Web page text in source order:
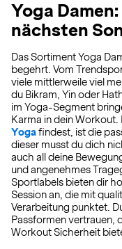
Yoga
nächsten
Das Sortiment Yoga
begehrt. Vom
viele mittlerweile viel
du Bikram, Yin oder
im Yoga-Segment
Karma in dein
Yogafindest, ist die
dieser musst du dich
auch all deine
und angenehmes
Sportlabels bieten dir
Session an, die mit
Verarbeitung punktet.
Passformen vertrauen,
Workout Sicherheit